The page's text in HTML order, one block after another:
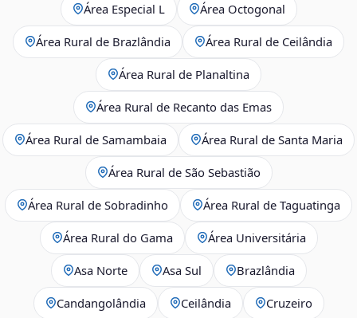
Área Especial L Área Octogonal
Área Rural de Brazlândia Área Rural de Ceilândia
Área Rural de Planaltina
Área Rural de Recanto das Emas
Área Rural de Samambaia Área Rural de Santa Maria
Área Rural de São Sebastião
Área Rural de Sobradinho Área Rural de Taguatinga
Área Rural do Gama Área Universitária
Asa Norte Asa Sul Brazlândia
Candangolândia Ceilândia Cruzeiro